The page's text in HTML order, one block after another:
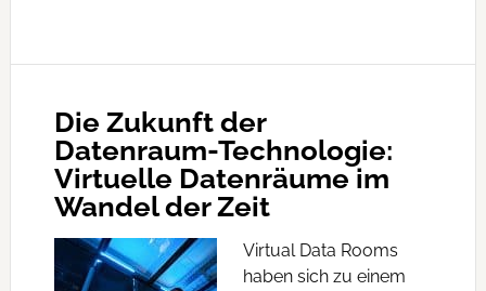
Die Zukunft der
Datenraum-Technologie:
Virtuelle Datenräume im
Wandel der Zeit
Virtual Data Rooms
haben sich zu einem